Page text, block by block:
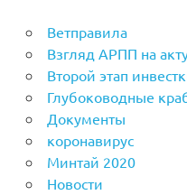
Ветправила
Взгляд АРПП на
Второй этап
Глубоководные
Документы
коронавирус
Минтай 2020
Новости